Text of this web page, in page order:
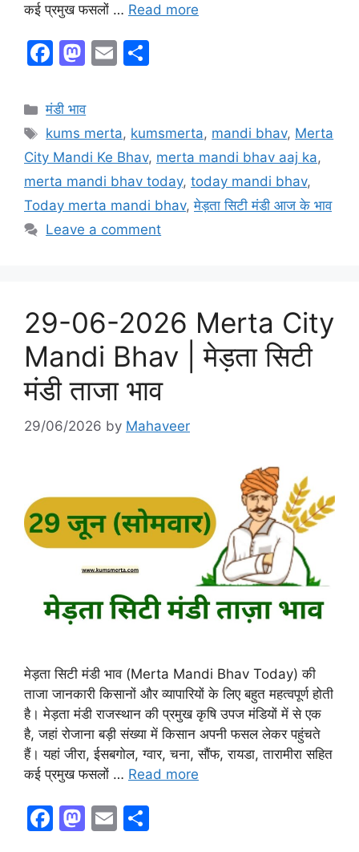
कई प्रमुख फसलों … Read more
F
c
e
b
o
o
k
M
st
o
d
o
n
E
l
e
Categories
मंडी भाव
Tags
kums merta, kumsmerta, mandi bhav, Merta
City Mandi Ke Bhav, merta mandi bhav aaj ka,
merta mandi bhav today, today mandi bhav,
Today merta mandi bhav,मेड़ता सिटी मंडी आज के भाव
Leave a comment
29-06-2026 Merta City
Mandi Bhav | मेड़ता सिटी
मंडी ताजा भाव
29/06/2026 by Mahaveer
मेड़ता सिटी मंडी भाव (Merta Mandi Bhav Today) की
ताजा जानकारी किसानों और व्यापारियों के लिए बहुत महत्वपूर्ण होती
है। मेड़ता मंडी राजस्थान की प्रमुख कृषि उपज मंडियों में से एक
है, जहां रोजाना बड़ी संख्या में किसान अपनी फसल लेकर पहुंचते
हैं। यहां जीरा, ईसबगोल, ग्वार, चना, सौंफ, रायडा, तारामीरा सहित
कई प्रमुख फसलों … Read more
F
M E